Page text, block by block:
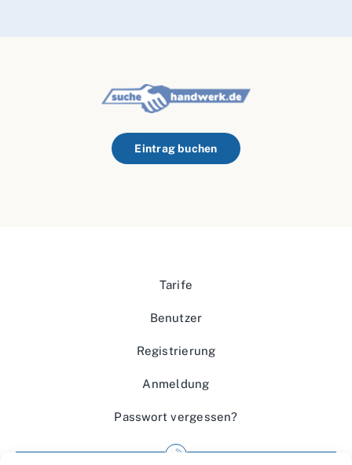
Eintrag buchen
Tarife
Benutzer
Registrierung
Anmeldung
Passwort vergessen?